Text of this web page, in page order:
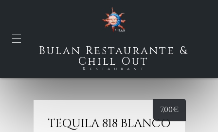
Bulan Restaurante &
Chill Out
Restaurant
TEQUILA 818 BLANCO
7,00€